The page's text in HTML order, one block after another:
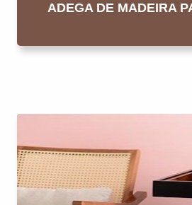
ADEGA DE MADEIRA